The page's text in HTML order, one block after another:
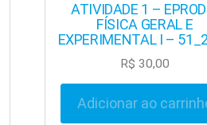
ATIVIDADE 1 –
FÍSICA GERAL E
EXPERIMENTAL I –
R$ 30,00
Adicionar ao